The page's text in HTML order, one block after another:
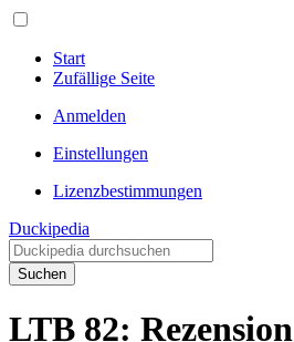
Start
Zufällige Seite
Anmelden
Einstellungen
Lizenzbestimmungen
Duckipedia
Suchen
LTB 82: Rezension